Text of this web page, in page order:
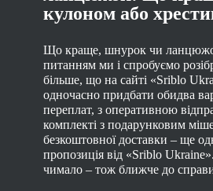
кулоном або
Що краще, шнурок чи
питанням ми і спробуємо
більше, що на сайті «Sriblo
одночасно придбати обидва
переплат, з оперативною
комплекті з подарунковим
безкоштовної доставки – ще
пропозиція від «Sriblo
чимало – тож ближче до